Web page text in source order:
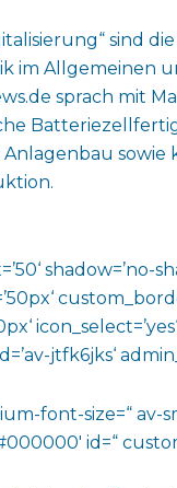
sind
im Allgemeinen
sprach mit
jtfk6jks‘
font-size=“ av-
id=“